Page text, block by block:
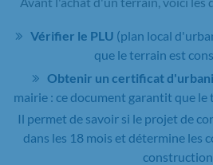
Vérifier le PLU (plan local
que le terrain est
Obtenir un certificat
mairie : ce document garantit que
Il permet de savoir si le projet de
dans les 18 mois et détermine les
construction.